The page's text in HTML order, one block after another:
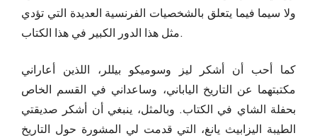
ولا سيما فيما يتعلق بالشخصيات الفرنسية العديدة التي تؤدي
مثل هذا الدور الكبير في هذا الكتاب.
كما أحب أن أشكر ليز وسوميكو بيللر، اللذين أعاراني
مكتبتهما عن التاريخ الياباني، وساعداني في القسم الخاص
بحفلة الشاي في الكتاب. وبالمثل، ينبغي أن أشكر صديقتي
الطيبة اليزابيث يانغ، التي قدمت لي المشورة حول التاريخ